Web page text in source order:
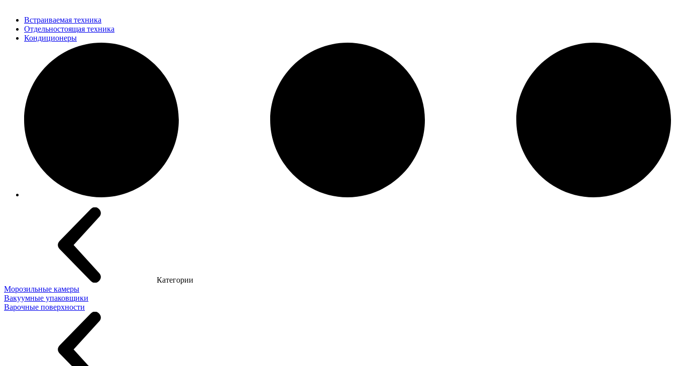
Встраиваемая техника
Отдельностоящая техника
Кондиционеры
Категории
Морозильные камеры
Вакуумные упаковщики
Варочные поверхности